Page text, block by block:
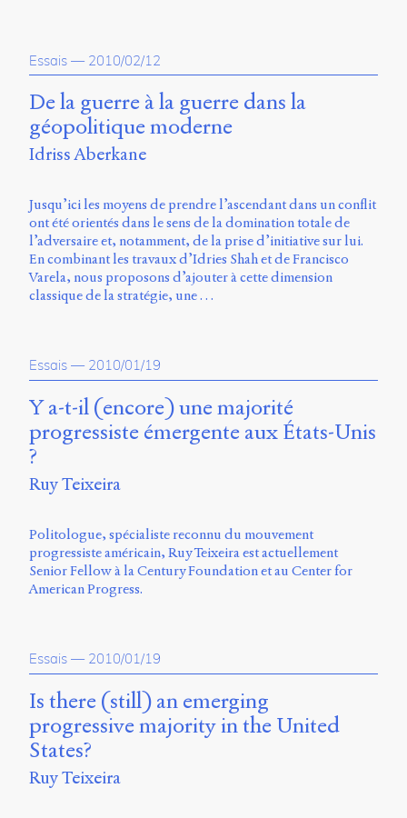
Essais — 2010/02/12
De la guerre à la guerre dans la
géopolitique moderne
Idriss Aberkane
Jusqu’ici les moyens de prendre l’ascendant dans un conflit
ont été orientés dans le sens de la domination totale de
l’adversaire et, notamment, de la prise d’initiative sur lui.
En combinant les travaux d’Idries Shah et de Francisco
Varela, nous proposons d’ajouter à cette dimension
classique de la stratégie, une …
Essais — 2010/01/19
Y a-t-il (encore) une majorité
progressiste émergente aux États-Unis
?
Ruy Teixeira
Politologue, spécialiste reconnu du mouvement
progressiste américain, Ruy Teixeira est actuellement
Senior Fellow à la Century Foundation et au Center for
American Progress.
Essais — 2010/01/19
Is there (still) an emerging
progressive majority in the United
States?
Ruy Teixeira